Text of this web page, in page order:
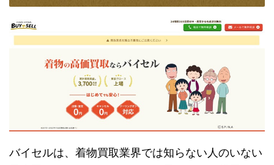
バイセルは、着物買取業界では知らない人のいない